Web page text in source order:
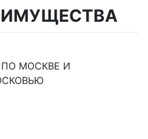
МОСКВЕ И